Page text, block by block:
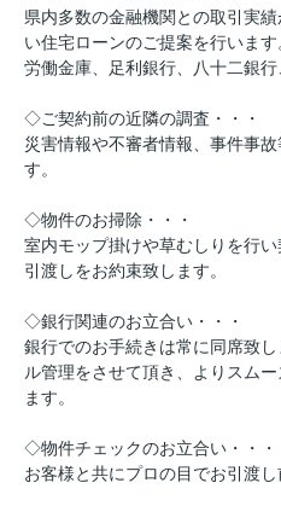
県内多数の金融機関との取引実
い住宅ローンのご提案を行いま
労働金庫、足利銀行、八十二銀行
◇ご契約前の近隣の調査・・・
災害情報や不審者情報、事件事
す。
◇物件のお掃除・・・
室内モップ掛けや草むしりを行
引渡しをお約束致します。
◇銀行関連のお立合い・・・
銀行でのお手続きは常に同席致
ル管理をさせて頂き、よりスム
ます。
◇物件チェックのお立合い・・・
お客様と共にプロの目でお引渡